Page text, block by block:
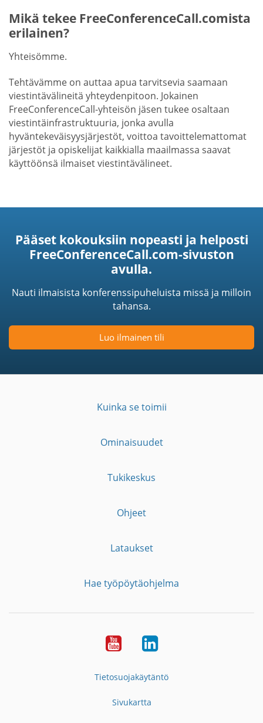
Mikä tekee FreeConferenceCall.comista
erilainen?
Yhteisömme.
Tehtävämme on auttaa apua tarvitsevia saamaan
viestintävälineitä yhteydenpitoon. Jokainen
FreeConferenceCall-yhteisön jäsen tukee osaltaan
viestintäinfrastruktuuria, jonka avulla
hyväntekeväisyysjärjestöt, voittoa tavoittelemattomat
järjestöt ja opiskelijat kaikkialla maailmassa saavat
käyttöönsä ilmaiset viestintävälineet.
Pääset kokouksiin nopeasti ja helposti
FreeConferenceCall.com-sivuston
avulla.
Nauti ilmaisista konferenssipuheluista missä ja milloin
tahansa.
Luo ilmainen tili
Kuinka se toimii
Ominaisuudet
Tukikeskus
Ohjeet
Lataukset
Hae työpöytäohjelma
YouTubeLinkedIn
Tietosuojakäytäntö
Sivukartta